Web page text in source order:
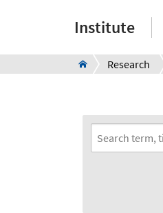
Institute
Research